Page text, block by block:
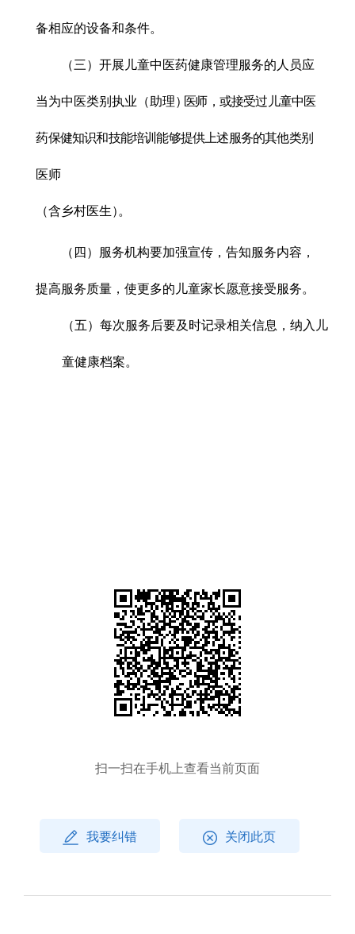
备相应的设备和条件。
（三）开展儿童中医药健康管理服务的人员应
当为中医类别执业（助理） 医师，或接受过儿童中医
药保健知识和技能培训能够提供上述服务的其他类别
医师
（含乡村医生）。
（四）服务机构要加强宣传，告知服务内容，
提高服务质量，使更多的儿童家长愿意接受服务。
（五）每次服务后要及时记录相关信息，纳入儿
童健康档案。
扫一扫在手机上查看当前页面
我要纠错 关闭此页